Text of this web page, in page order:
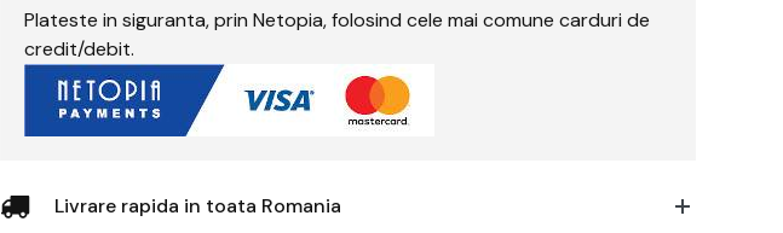
Plateste in siguranta, prin Netopia, folosind cele mai comune carduri de
credit/debit.
Livrare rapida in toata Romania